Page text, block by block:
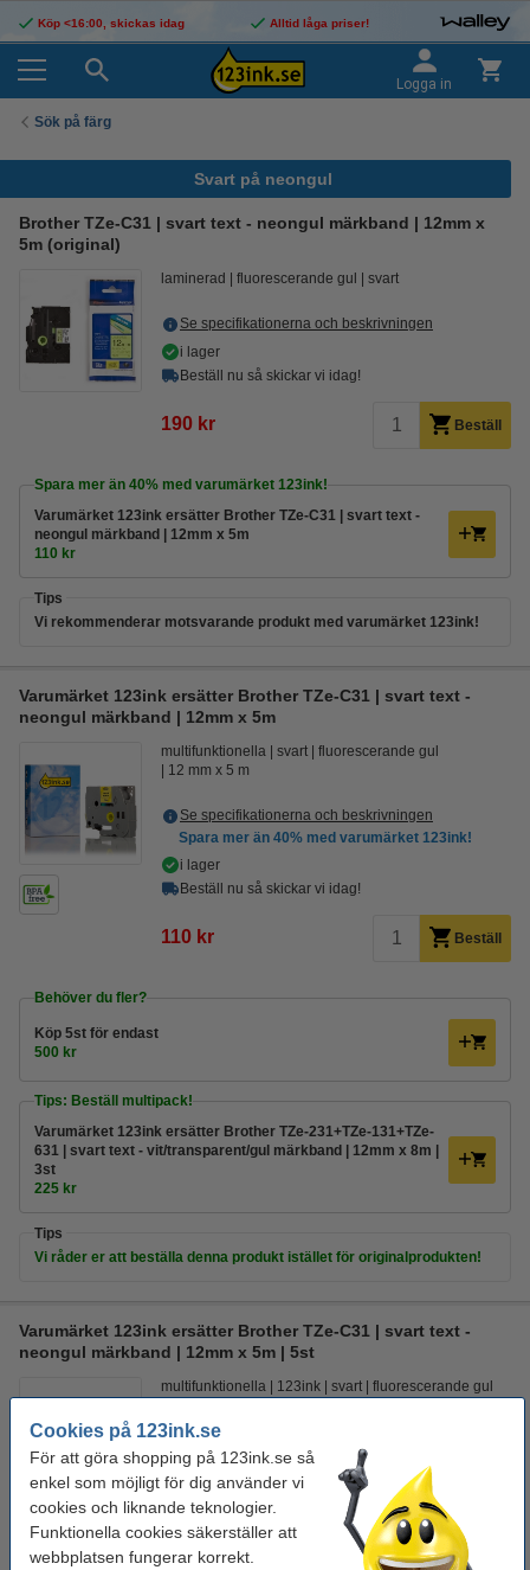
Cookies på 123ink.se
För att göra shopping på 123ink.se så
enkel som möjligt för dig använder vi
cookies och liknande teknologier.
Funktionella cookies säkerställer att
webbplatsen fungerar korrekt.
Köp <16:00, skickas idag Alltid låga priser!
Logga in
Sök på färg
Svart på neongul
Brother TZe-C31 | svart text - neongul märkband | 12mm x
5m (original)
laminerad fluorescerande gul svart
Se specifikationerna och beskrivningen
i lager
Beställ nu så skickar vi idag!
190 kr Beställ
Spara mer än 40% med varumärket 123ink!
Varumärket 123ink ersätter Brother TZe-C31 | svart text -
neongul märkband | 12mm x 5m
110 kr
Tips
Vi rekommenderar motsvarande produkt med varumärket 123ink!
Varumärket 123ink ersätter Brother TZe-C31 | svart text -
neongul märkband | 12mm x 5m
multifunktionella svart
fluorescerande gul
12 mm x 5 m
Se specifikationerna och beskrivningen
Spara mer än 40% med varumärket 123ink!
i lager
Beställ nu så skickar vi idag!
110 kr Beställ
Behöver du fler?
Köp 5st för endast
500 kr
Tips: Beställ multipack!
Varumärket 123ink ersätter Brother TZe-231+TZe-131+TZe-
631 | svart text - vit/transparent/gul märkband | 12mm x 8m |
3st
225 kr
Tips
Vi råder er att beställa denna produkt istället för originalprodukten!
Varumärket 123ink ersätter Brother TZe-C31 | svart text -
neongul märkband | 12mm x 5m | 5st
multifunktionella 123ink svart fluorescerande gul
Se specifikationerna och beskrivningen
i lager
Beställ nu så skickar vi idag!
500 kr Beställ